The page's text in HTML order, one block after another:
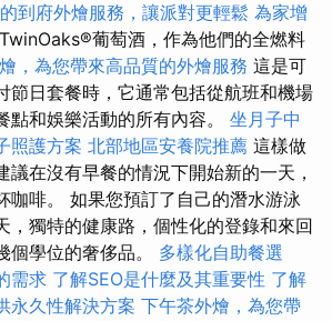
到府外燴服務，讓派對更輕鬆 為家增
TwinOaks®葡萄酒，作為他們的全燃料
，為您帶來高品質的外燴服務 這是可
節日套餐時，它通常包括從航班和機場
點和娛樂活動的所有內容。 坐月子中
照護方案 北部地區安養院推薦 這樣做
議在沒有早餐的情況下開始新的一天，
咖啡。 如果您預訂了自己的潛水游泳
，獨特的健康路，個性化的登錄和來回
個學位的奢侈品。 多樣化自助餐選
需求 了解SEO是什麼及其重要性 了解
永久性解決方案 下午茶外燴，為您帶